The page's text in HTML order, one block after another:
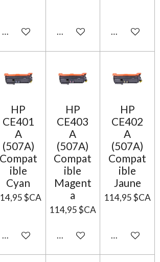
Ajouter au panierAjouter au panierAjouter au
HP
CE401
A
(507A)
Compat
ible
Cyan
$CA
Ajouter au panier
HP
CE403
A
(507A)
Compat
ible
Magent
a
114,95 $CA
Ajouter au panier
HP
CE402
A
(507A)
Compat
ible
Jaune
114,95 $CA
Ajouter au